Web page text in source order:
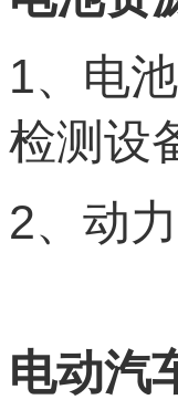
1、电
检测设
2、动
电动汽